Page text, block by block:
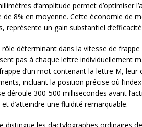
d’amplitude permet d’optimiser
8% en moyenne. Cette économie de
représente un gain substantiel
déterminant dans la vitesse de
pas à chaque lettre individuellement
d’un mot contenant la lettre M, leur
incluant la position précise où
déroule 300-500 millisecondes avant
d’atteindre une fluidité remarquable.